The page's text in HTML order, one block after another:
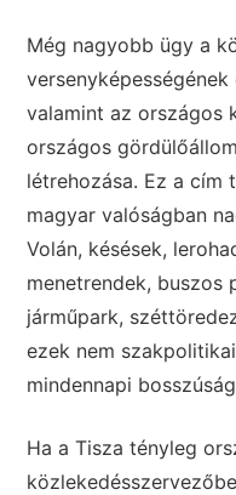
Még nagyobb ügy a
valamint az országos
országos
létrehozása. Ez a cím
magyar valóságban
Volán, késések,
menetrendek, buszos
járműpark,
ezek nem
mindennapi
Ha a Tisza tényleg